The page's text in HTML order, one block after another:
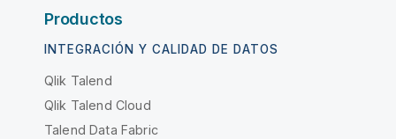
Productos
INTEGRACIÓN Y CALIDAD DE DATOS
Qlik Talend
Qlik Talend Cloud
Talend Data Fabric